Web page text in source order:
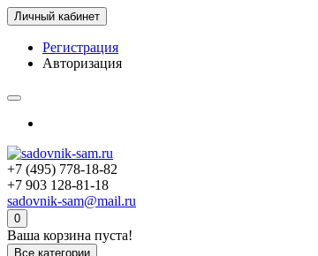
Личный кабинет
Регистрация
Авторизация
+7 (495) 778-18-82
+7 903 128-81-18
sadovnik-sam@mail.ru
0
Ваша корзина пуста!
Все категории